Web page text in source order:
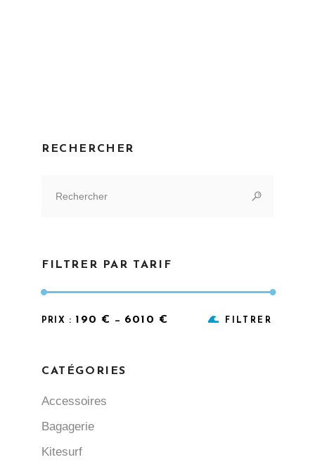
RECHERCHER
for:
FILTRER PAR TARIF
FILTRER
PRIX : 190 € — 6010 €
CATÉGORIES
Accessoires
Bagagerie
Kitesurf